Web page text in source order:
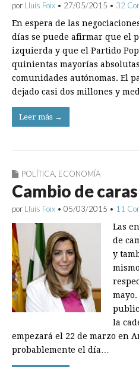
por Lluís Foix • 27/05/2015 • 32
En espera de las
días se puede afirmar que el
izquierda y que el Partido
quinientas mayorías
comunidades autónomas. El
dejado casi dos millones y
Leer más →
POLÍTICA ECONOMÍA
Cambio de
por Lluís Foix • 05/03/2015 • 11
Las
de
y
la
empezará el 22 de marzo en
probablemente el día…